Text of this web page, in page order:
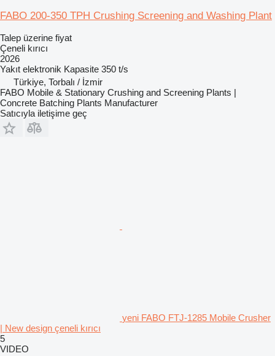
FABO 200-350 TPH Crushing Screening and Washing Plant
Talep üzerine fiyat
Çeneli kırıcı
2026
Yakıt elektronik Kapasite 350 t/s
Türkiye, Torbalı / İzmir
FABO Mobile & Stationary Crushing and Screening Plants |
Concrete Batching Plants Manufacturer
Satıcıyla iletişime geç
yeni FABO FTJ-1285 Mobile Crusher
| New design çeneli kırıcı
5
VIDEO